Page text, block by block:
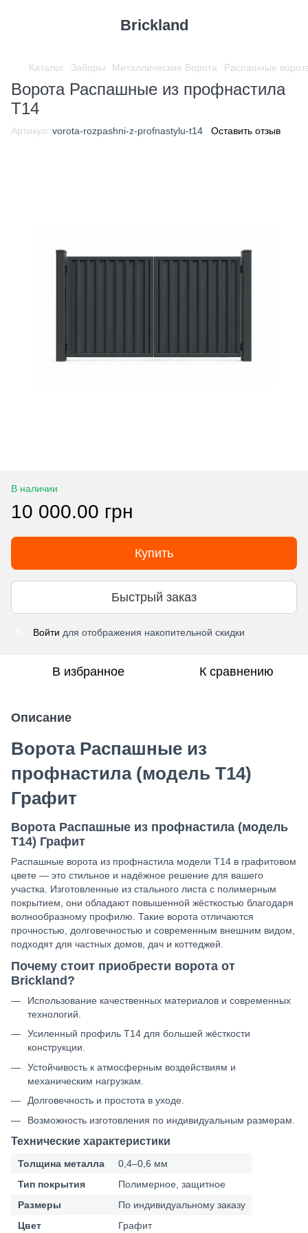
Brickland
Каталог Заборы Металлические Ворота Распашные
Ворота Распашные из профнастила
Т14
Артикул: vorota-rozpashni-z-profnastylu-t14 Оставить отзыв
В наличии
10 000.00 грн
Купить
Быстрый заказ
Войти для отображения накопительной скидки
В избранное К сравнению
Описание
Ворота Распашные из
профнастила (модель Т14)
Графит
Ворота Распашные из профнастила (модель
Т14) Графит
Распашные ворота из профнастила модели Т14 в графитовом
цвете — это стильное и надёжное решение для вашего
участка. Изготовленные из стального листа с полимерным
покрытием, они обладают повышенной жёсткостью благодаря
волнообразному профилю. Такие ворота отличаются
прочностью, долговечностью и современным внешним видом,
подходят для частных домов, дач и коттеджей.
Почему стоит приобрести ворота от
Brickland?
Использование качественных материалов и современных
технологий.
Усиленный профиль Т14 для большей жёсткости
конструкции.
Устойчивость к атмосферным воздействиям и
механическим нагрузкам.
Долговечность и простота в уходе.
Возможность изготовления по индивидуальным размерам.
Технические характеристики
Толщина металла
0,4–0,6 мм
Тип покрытия
Полимерное, защитное
Размеры
По индивидуальному заказу
Цвет
Графит